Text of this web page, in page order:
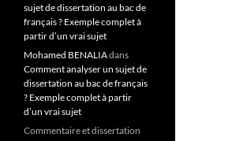
sujet de dissertation au bac de
français ? Exemple complet à
partir d’un vrai sujet
Mohamed BENALIAdans
Comment analyser un sujet de
dissertation au bac de français
? Exemple complet à partir
d’un vrai sujet
Commentaire et dissertation